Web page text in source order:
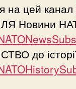
на цей канал
Новини
до